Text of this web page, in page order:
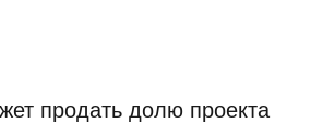
продать долю проекта